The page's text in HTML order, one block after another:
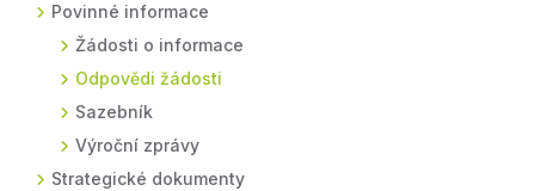
Povinné informace
Žádosti o informace
Odpovědi žádosti
Sazebník
Výroční zprávy
Strategické dokumenty